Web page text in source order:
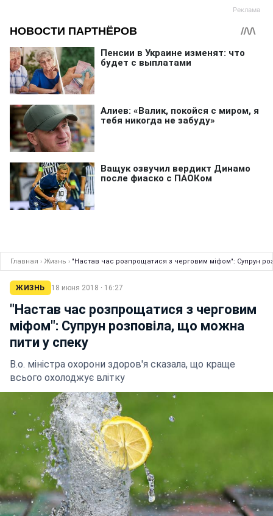
Главная › Жизнь › "Настав час розпрощатися з черговим міфом": Супрун
ЖИЗНЬ 18 июня 2018 · 16:27
"Настав час розпрощатися з черговим
міфом": Супрун розповіла, що можна
пити у спеку
В.о. міністра охорони здоров'я сказала, що краще
всього охолоджує влітку